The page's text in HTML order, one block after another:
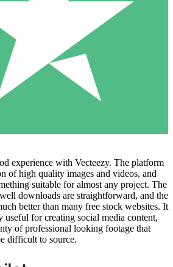
experience with Vecteezy. The platform
of high quality images and videos, and
suitable for almost any project. The
downloads are straightforward, and the
better than many free stock websites. It
useful for creating social media content,
of professional looking footage that
difficult to source.